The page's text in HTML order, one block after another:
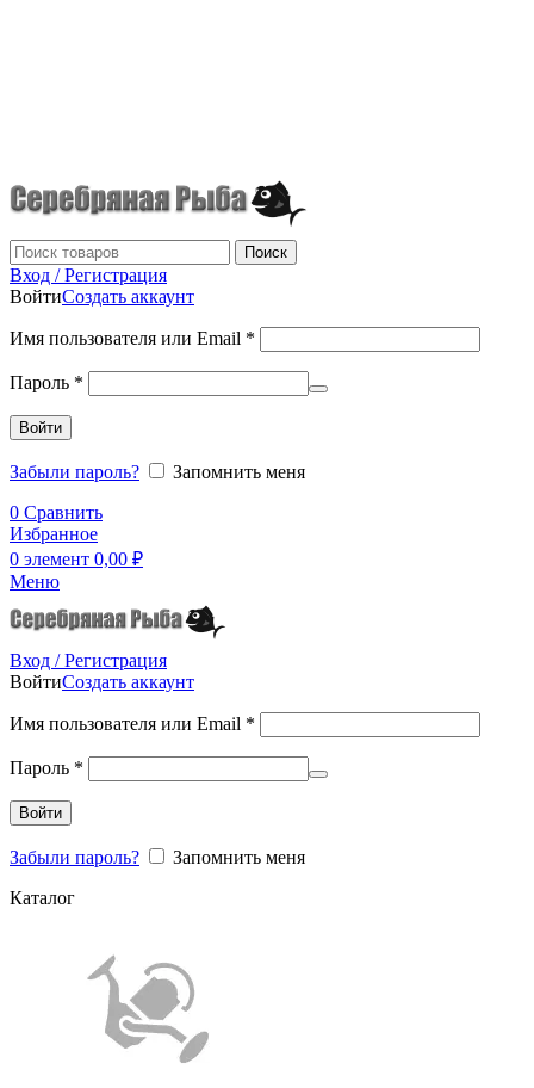
Поиск
Вход / Регистрация
ВойтиСоздать аккаунт
Имя пользователя или Email *
Пароль *
Войти
Забыли пароль?
Запомнить меня
0 Сравнить
Избранное
0 элемент 0,00 ₽
Меню
Вход / Регистрация
ВойтиСоздать аккаунт
Имя пользователя или Email *
Пароль *
Войти
Забыли пароль?
Запомнить меня
Каталог